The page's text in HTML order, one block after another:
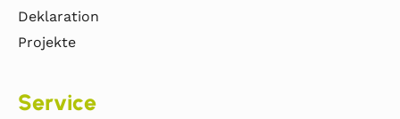
Deklaration
Projekte
Service